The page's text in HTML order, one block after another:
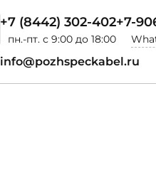
+7 (8442) 302-402
пн.-пт. с 9:00 до 18:00
+7-
info@pozhspeckabel.ru